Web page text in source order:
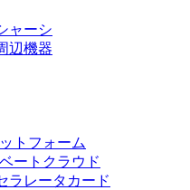
ャーシ
辺機器
トフォーム
ートクラウド
ラレータカード